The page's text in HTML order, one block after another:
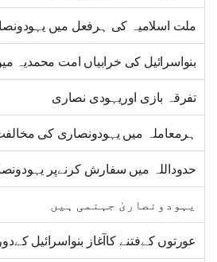
ملت اسلامیہ کی ہرفعل میں
بنواسرائیل کی خرابیاں امت محمدیہ
تفرقہ بازی اوریہودی نصاری
ہرمعاملہ میں یہودونصاری کی
حدوداللہ میں سفارش کرنےپر
یہودونصاریٰ جہنمی ہیں
عورتوں کےفتنے کاآغاز بنواسرائیل